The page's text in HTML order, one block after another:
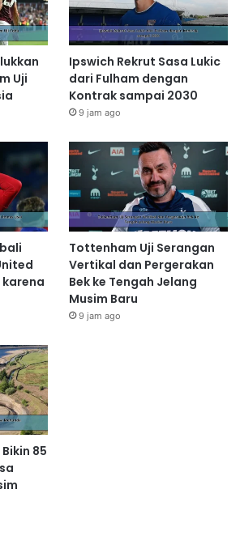
Uji
Ipswich Rekrut Sasa Lukic
dari Fulham dengan
Kontrak sampai 2030
9 jam ago
karena
Tottenham Uji Serangan
Vertikal dan Pergerakan
Bek ke Tengah Jelang
Musim Baru
9 jam ago
85